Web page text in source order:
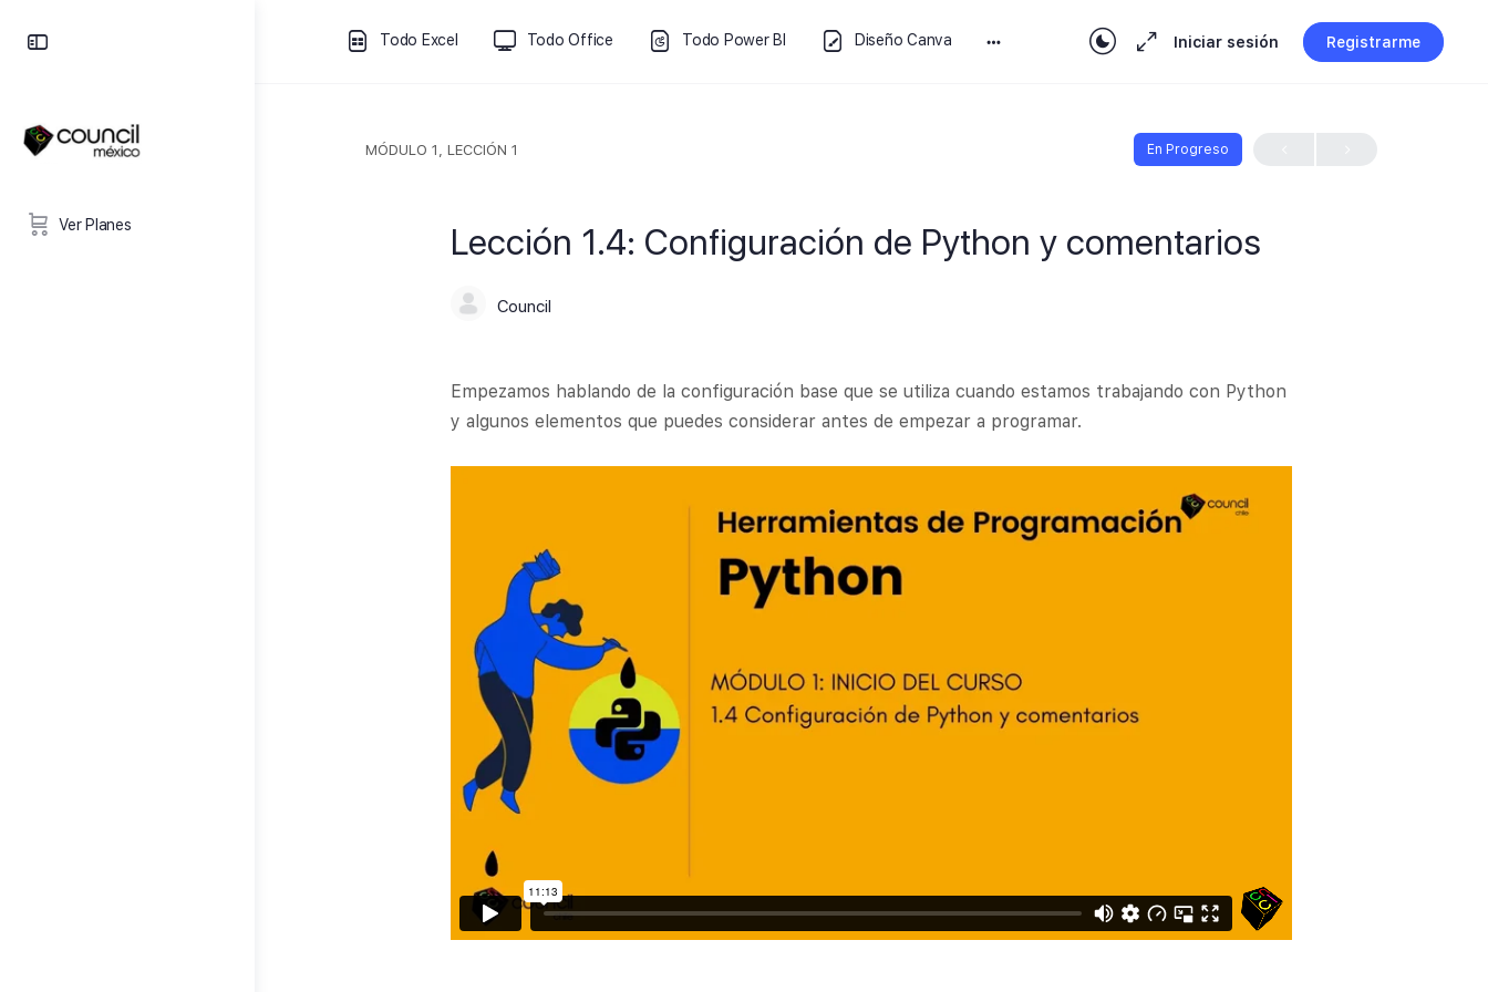
Ver Planes
Todo Excel Todo Office Todo Power BI Diseño Canva Iniciar sesión Registrarme
MÓDULO 1, LECCIÓN 1 En Progreso
Lección 1.4: Configuración de Python y comentarios
Council
Empezamos hablando de la configuración base que se utiliza cuando estamos trabajando con Python
y algunos elementos que puedes considerar antes de empezar a programar.